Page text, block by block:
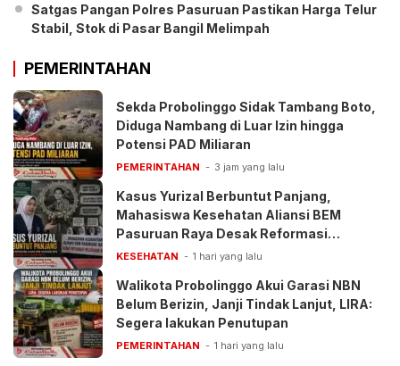
Satgas Pangan Polres Pasuruan Pastikan Harga Telur
Stabil, Stok di Pasar Bangil Melimpah
PEMERINTAHAN
Sekda Probolinggo Sidak Tambang Boto,
Diduga Nambang di Luar Izin hingga
Potensi PAD Miliaran
PEMERINTAHAN 3 jam yang lalu
Kasus Yurizal Berbuntut Panjang,
Mahasiswa Kesehatan Aliansi BEM
Pasuruan Raya Desak Reformasi
Pelayanan BPJS
KESEHATAN 1 hari yang lalu
Walikota Probolinggo Akui Garasi NBN
Belum Berizin, Janji Tindak Lanjut, LIRA:
Segera lakukan Penutupan
PEMERINTAHAN 1 hari yang lalu